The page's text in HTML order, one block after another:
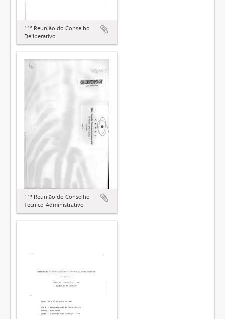
11ª Reunião do Conselho
Deliberativo
11ª Reunião do Conselho
Técnico-Administrativo